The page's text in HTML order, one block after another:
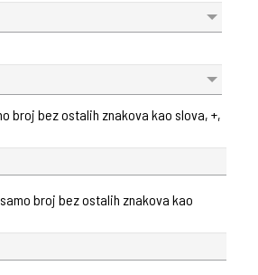
broj bez ostalih znakova kao slova, +,
broj bez ostalih znakova kao